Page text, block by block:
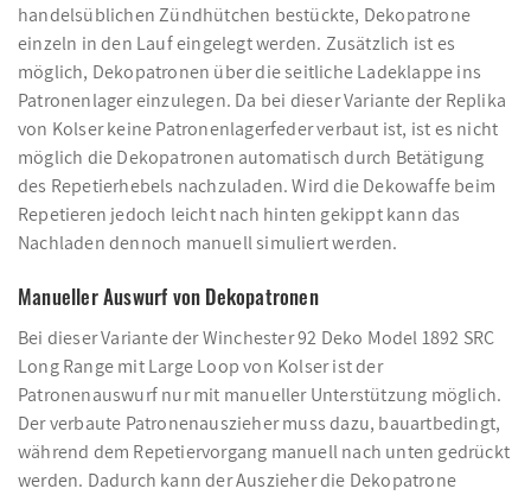
handelsüblichen Zündhütchen bestückte, Dekopatrone
einzeln in den Lauf eingelegt werden. Zusätzlich ist es
möglich, Dekopatronen über die seitliche Ladeklappe ins
Patronenlager einzulegen. Da bei dieser Variante der Replika
von Kolser keine Patronenlagerfeder verbaut ist, ist es nicht
möglich die Dekopatronen automatisch durch Betätigung
des Repetierhebels nachzuladen. Wird die Dekowaffe beim
Repetieren jedoch leicht nach hinten gekippt kann das
Nachladen dennoch manuell simuliert werden.
Manueller Auswurf von Dekopatronen
Bei dieser Variante der Winchester 92 Deko Model 1892 SRC
Long Range mit Large Loop von Kolser ist der
Patronenauswurf nur mit manueller Unterstützung möglich.
Der verbaute Patronenauszieher muss dazu, bauartbedingt,
während dem Repetiervorgang manuell nach unten gedrückt
werden. Dadurch kann der Auszieher die Dekopatrone